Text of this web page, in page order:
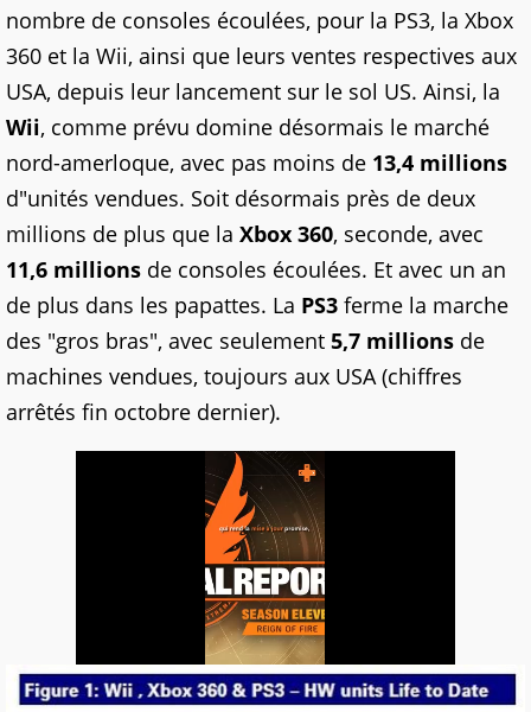
nombre de consoles écoulées, pour la PS3, la Xbox
360 et la Wii, ainsi que leurs ventes respectives aux
USA, depuis leur lancement sur le sol US. Ainsi, la
Wii, comme prévu domine désormais le marché
nord-amerloque, avec pas moins de 13,4 millions
d"unités vendues. Soit désormais près de deux
millions de plus que la Xbox 360, seconde, avec
11,6 millions de consoles écoulées. Et avec un an
de plus dans les papattes. La PS3 ferme la marche
des "gros bras", avec seulement 5,7 millions de
machines vendues, toujours aux USA (chiffres
arrêtés fin octobre dernier).